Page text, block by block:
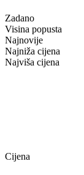
Zadano
Visina popusta
Najnovije
Najniža cijena
Najviša cijena
Cijena